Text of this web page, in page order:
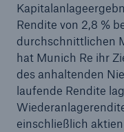
Rendite von 2,8 %
durchschnittlichen
hat Munich Re ihr
des anhaltenden
laufende Rendite
einschließlich